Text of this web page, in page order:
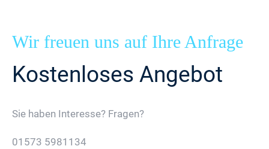
Wir freuen uns auf Ihre Anfrage
Kostenloses Angebot
Sie haben Interesse? Fragen?
01573 5981134